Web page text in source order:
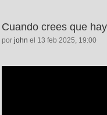
Cuando crees que
por john el 13 feb 2025, 19:00